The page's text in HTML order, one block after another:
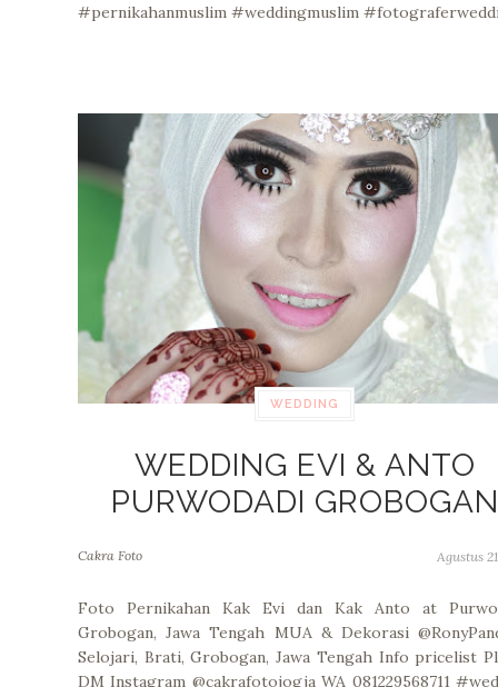
#pernikahanmuslim #weddingmuslim
WEDDING
WEDDING EVI & ANTO
PURWODADI GROBOGAN
Cakra Foto Agustus
Foto Pernikahan Kak Evi dan Kak Anto at
Grobogan, Jawa Tengah MUA & Dekorasi
Selojari, Brati, Grobogan, Jawa Tengah Info pricelist
DM Instagram @cakrafotojogja WA 081229568711